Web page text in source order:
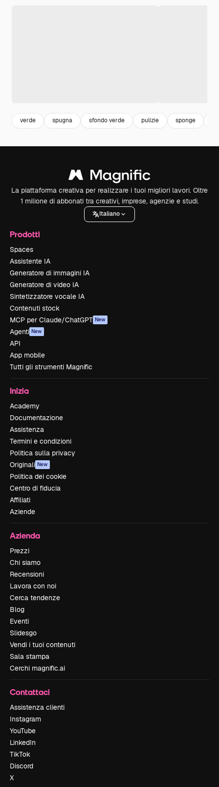
verde spugna sfondo verde pulizie sponge
La piattaforma creativa per realizzare i tuoi migliori lavori. Oltre
1 milione di abbonati tra creativi, imprese, agenzie e studi.
Italiano
Prodotti
Spaces
Assistente IA
Generatore di immagini IA
Generatore di video IA
Sintetizzatore vocale IA
Contenuti stock
MCP per Claude/ChatGPT New
Agenti New
API
App mobile
Tutti gli strumenti Magnific
Inizia
Academy
Documentazione
Assistenza
Termini e condizioni
Politica sulla privacy
Originali New
Politica dei cookie
Centro di fiducia
Affiliati
Aziende
Azienda
Prezzi
Chi siamo
Recensioni
Lavora con noi
Cerca tendenze
Blog
Eventi
Slidesgo
Vendi i tuoi contenuti
Sala stampa
Cerchi magnific.ai
Contattaci
Assistenza clienti
Instagram
YouTube
LinkedIn
TikTok
Discord
X